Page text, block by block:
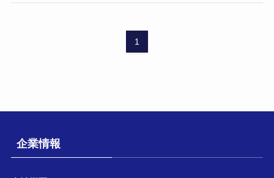
1
企業情報